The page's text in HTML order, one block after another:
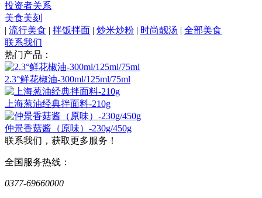
投资者关系
美食美刻
| 流行美食 | 拌饭拌面 | 炒米炒粉 | 时尚靓汤 | 全部美食
联系我们
热门产品：
2.3°鲜花椒油-300ml/125ml/75ml
上海葱油经典拌面料-210g
仲景香菇酱（原味）-230g/450g
联系我们，获取更多服务！
全国服务热线：
0377-69660000